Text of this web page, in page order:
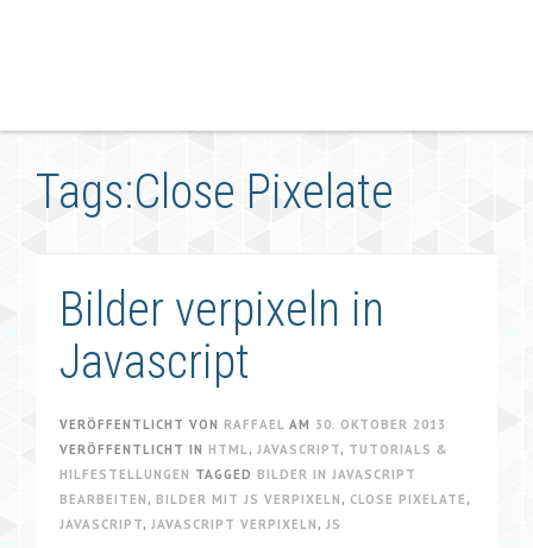
Tags:Close Pixelate
Bilder verpixeln in
Javascript
VERÖFFENTLICHT VON RAFFAEL AM 30. OKTOBER 2013
VERÖFFENTLICHT IN HTML, JAVASCRIPT, TUTORIALS &
HILFESTELLUNGEN TAGGED BILDER IN JAVASCRIPT
BEARBEITEN , BILDER MIT JS VERPIXELN , CLOSE PIXELATE ,
JAVASCRIPT, JAVASCRIPT VERPIXELN , JS